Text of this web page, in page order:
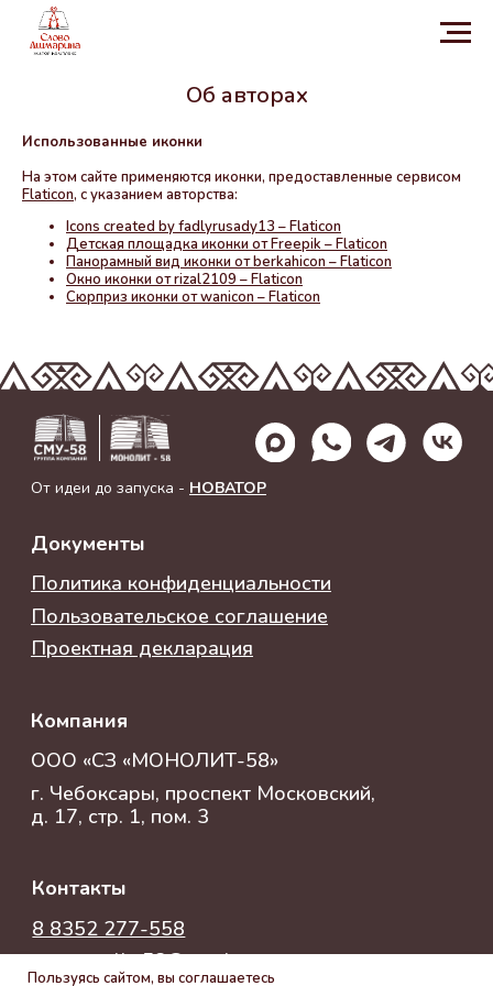
Пользуясь сайтом, вы соглашаетесь
Об авторах
Использованные иконки
На этом сайте применяются иконки, предоставленные сервисом
Flaticon, с указанием авторства:
Icons created by fadlyrusady13 – Flaticon
Детская площадка иконки от Freepik – Flaticon
Панорамный вид иконки от berkahicon – Flaticon
Окно иконки от rizal2109 – Flaticon
Сюрприз иконки от wanicon – Flaticon
ООО «СЗ «МОНОЛИТ-58»
Документы
д. 17, стр. 1, пом. 3
8 8352 277-558
Политика конфиденциальности
Пользовательское соглашение
Проектная декларация